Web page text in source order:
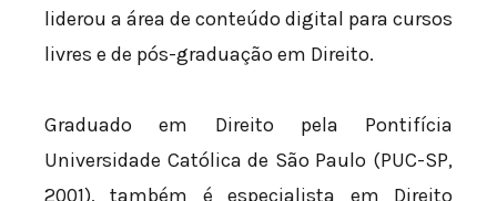
liderou a área de conteúdo digital para cursos
livres e de pós-graduação em Direito.
Graduado em Direito pela Pontifícia
Universidade Católica de São Paulo (PUC-SP,
2001), também é especialista em Direito